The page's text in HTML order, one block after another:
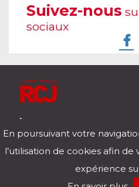
Suivez-nous
sociaux
Télécharger notre application pour
En poursuivant votre
l’utilisation de cookies afin
expérience